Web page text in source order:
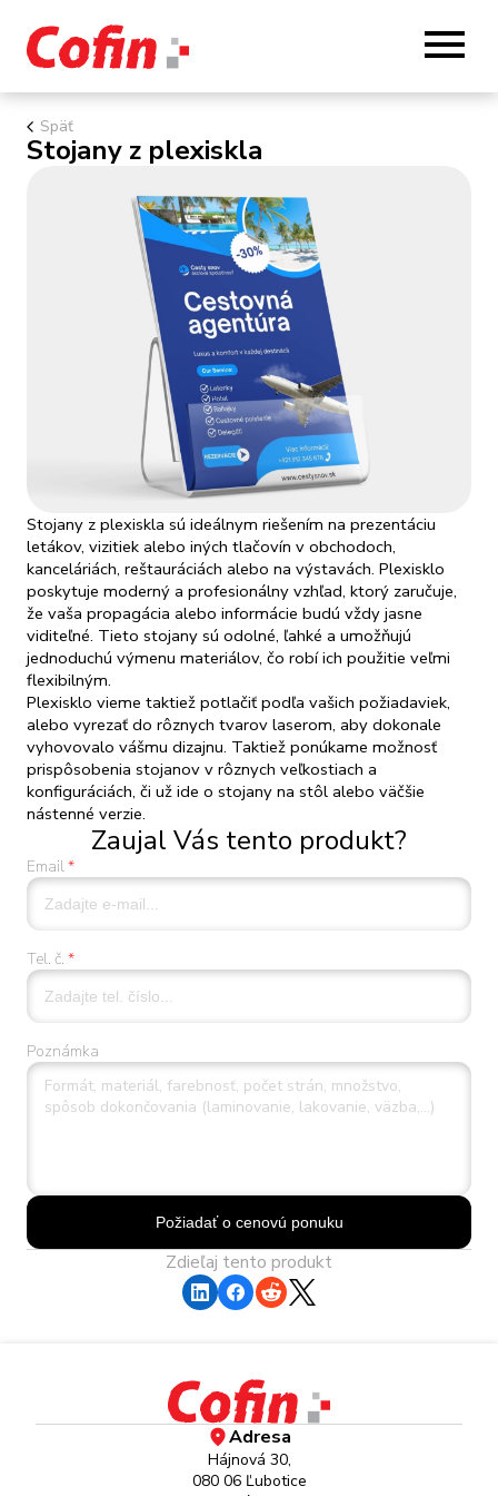
Späť
Stojany z plexiskla
Stojany z plexiskla sú ideálnym riešením na prezentáciu
letákov, vizitiek alebo iných tlačovín v obchodoch,
kanceláriách, reštauráciách alebo na výstavách. Plexisklo
poskytuje moderný a profesionálny vzhľad, ktorý zaručuje,
že vaša propagácia alebo informácie budú vždy jasne
viditeľné. Tieto stojany sú odolné, ľahké a umožňujú
jednoduchú výmenu materiálov, čo robí ich použitie veľmi
flexibilným.
Plexisklo vieme taktiež potlačiť podľa vašich požiadaviek,
alebo vyrezať do rôznych tvarov laserom, aby dokonale
vyhovovalo vášmu dizajnu. Taktiež ponúkame možnosť
prispôsobenia stojanov v rôznych veľkostiach a
konfiguráciách, či už ide o stojany na stôl alebo väčšie
nástenné verzie.
Zaujal Vás tento produkt?
Email
Tel. č.
Poznámka
Požiadať o cenovú ponuku
Zdieľaj tento produkt
Adresa
Hájnová 30,
080 06 Ľubotice